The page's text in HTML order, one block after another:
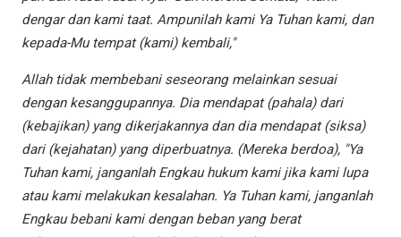
dengar dan kami taat. Ampunilah kami Ya Tuhan kami, dan
kepada-Mu tempat (kami) kembali,"
Allah tidak membebani seseorang melainkan sesuai
dengan kesanggupannya. Dia mendapat (pahala) dari
(kebajikan) yang dikerjakannya dan dia mendapat (siksa)
dari (kejahatan) yang diperbuatnya. (Mereka berdoa), "Ya
Tuhan kami, janganlah Engkau hukum kami jika kami lupa
atau kami melakukan kesalahan. Ya Tuhan kami, janganlah
Engkau bebani kami dengan beban yang berat